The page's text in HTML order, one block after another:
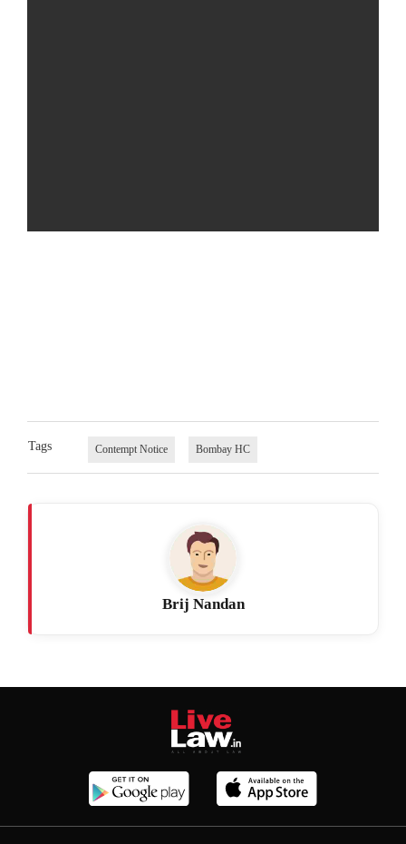
Tags Contempt Notice Bombay HC
Brij Nandan